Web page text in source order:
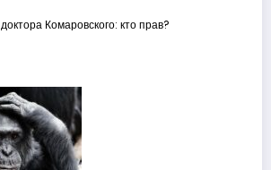
Комаровского: кто прав?